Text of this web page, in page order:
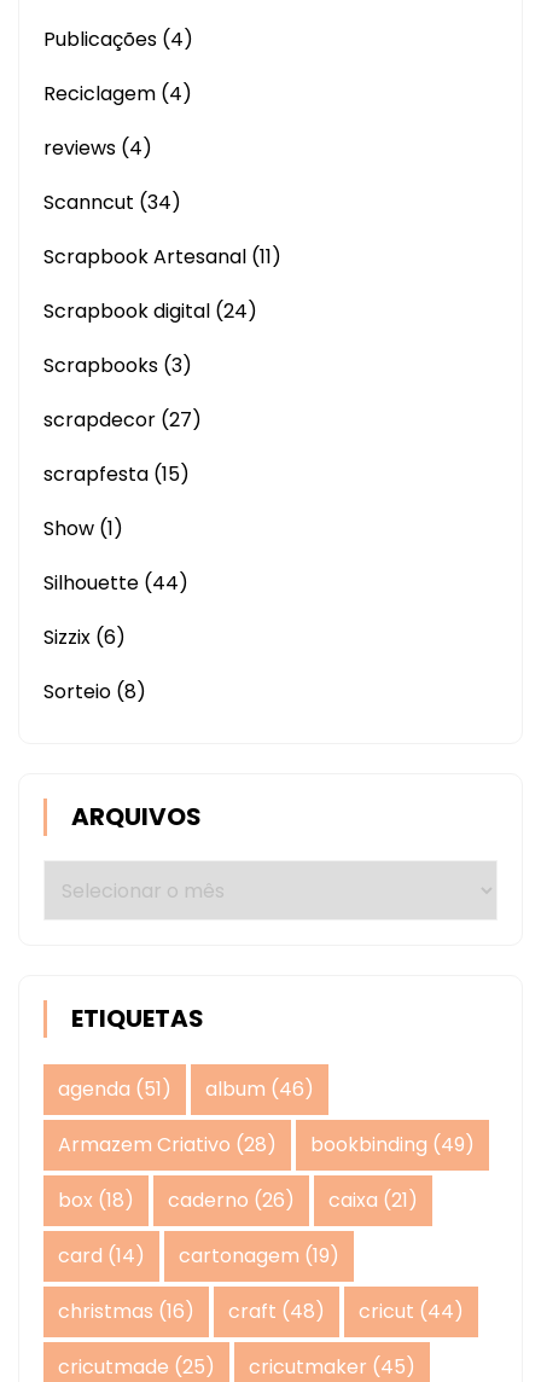
Publicações (4)
Reciclagem (4)
reviews (4)
Scanncut (34)
Scrapbook Artesanal (11)
Scrapbook digital (24)
Scrapbooks (3)
scrapdecor (27)
scrapfesta (15)
Show (1)
Silhouette (44)
Sizzix (6)
Sorteio (8)
ARQUIVOS
Arquivos
ETIQUETAS
agenda (51) album (46)
Armazem Criativo (28) bookbinding (49)
box (18) caderno (26) caixa (21)
card (14) cartonagem (19)
christmas (16) craft (48) cricut (44)
cricutmade (25) cricutmaker (45)